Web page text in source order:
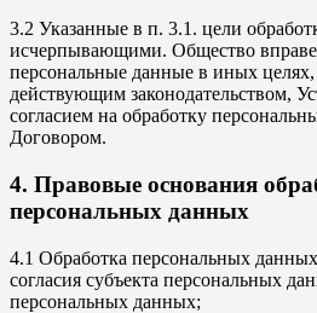
3.2 Указанные в п. 3.1. цели
исчерпывающими. Общество вправе
персональные данные в иных
действующим законодательством,
согласием на обработку
Договором.
4. Правовые основания
персональных данных
4.1 Обработка персональных
согласия субъекта персональных
персональных данных;